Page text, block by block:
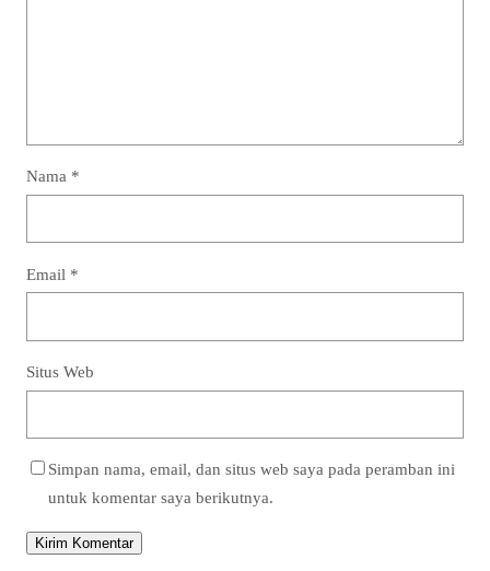
Nama *
Email *
Situs Web
Simpan nama, email, dan situs web saya pada peramban ini
untuk komentar saya berikutnya.